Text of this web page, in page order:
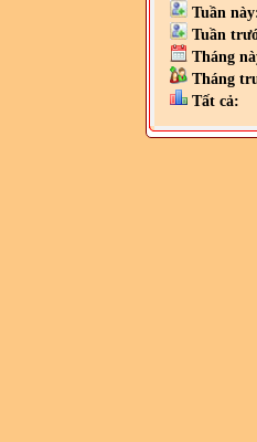
Tuần
Tuần
Tháng
Tháng
Tất cả: